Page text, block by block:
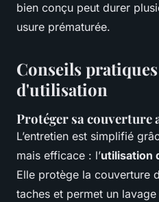
bien conçu peut durer
usure prématurée.
Conseils
d'utilisation
Protéger sa couverture
L’entretien est simplifié
mais efficace : l’utilisation
Elle protège la couverture
taches et permet un